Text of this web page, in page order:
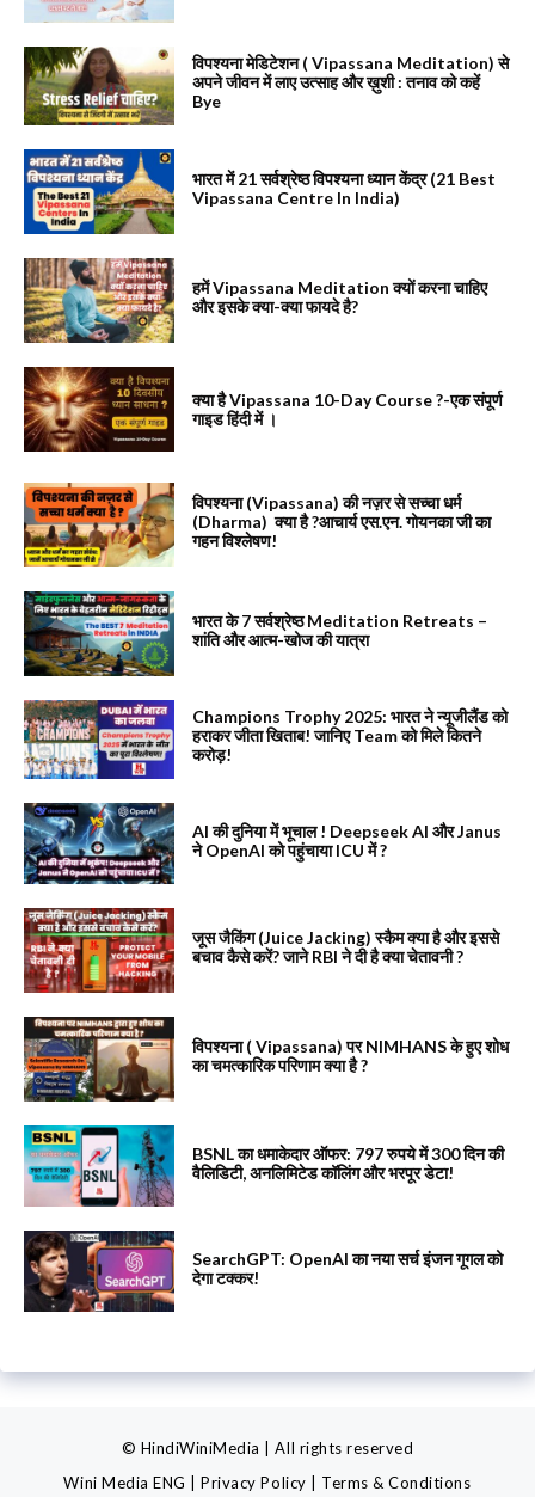
विपश्यना मेडिटेशन ( Vipassana Meditation) से
अपने जीवन में लाए उत्साह और ख़ुशी : तनाव को कहें
Bye
भारत में 21 सर्वश्रेष्ठ विपश्यना ध्यान केंद्र (21 Best
Vipassana Centre In India)
हमें Vipassana Meditation क्यों करना चाहिए
और इसके क्या-क्या फायदे है?
क्या है Vipassana 10-Day Course ?-एक संपूर्ण
गाइड हिंदी में ।
विपश्यना (Vipassana) की नज़र से सच्चा धर्म
(Dharma) क्या है ?आचार्य एस.एन. गोयनका जी का
गहन विश्लेषण!
भारत के 7 सर्वश्रेष्ठ Meditation Retreats –
शांति और आत्म-खोज की यात्रा
Champions Trophy 2025: भारत ने न्यूजीलैंड को
हराकर जीता खिताब! जानिए Team को मिले कितने
करोड़!
AI की दुनिया में भूचाल ! Deepseek AI और Janus
ने OpenAI को पहुंचाया ICU में ?
जूस जैकिंग (Juice Jacking) स्कैम क्या है और इससे
बचाव कैसे करें? जाने RBI ने दी है क्या चेतावनी ?
विपश्यना ( Vipassana) पर NIMHANS के हुए शोध
का चमत्कारिक परिणाम क्या है ?
BSNL का धमाकेदार ऑफर: 797 रुपये में 300 दिन की
वैलिडिटी, अनलिमिटेड कॉलिंग और भरपूर डेटा!
SearchGPT: OpenAI का नया सर्च इंजन गूगल को
देगा टक्कर!
© HindiWiniMedia | All rights reserved
Wini Media ENG
|Privacy Policy
Terms & Conditions